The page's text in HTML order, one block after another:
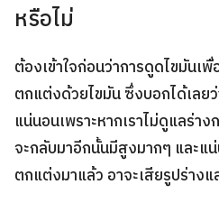
หรือไม่
ต้องเข้าใจก่อนว่าการดูดไขมันเ
ตกแต่งด้วยไขมัน ซึ่งบอกได้เลยว่
แน่นอนเพราะหากเราไม่ดูแลร่า
จะกลับมาอีกนั้นมีสูงมากๆ และแ
ตกแต่งมาแล้ว อาจะเสียรูปร่าง